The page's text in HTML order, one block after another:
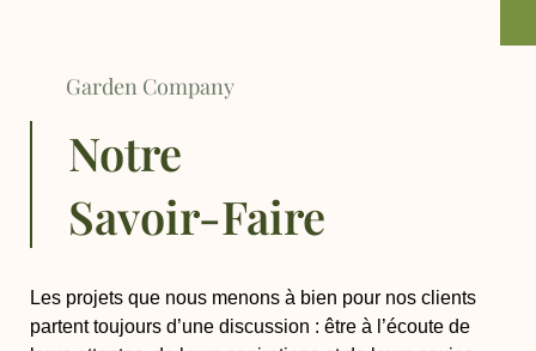
Garden Company
Notre
Savoir-Faire
Les projets que nous menons à bien pour nos clients
partent toujours d’une discussion : être à l’écoute de